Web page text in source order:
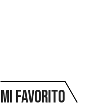
Mi favorito